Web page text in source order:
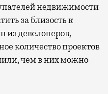
недвижимости
за близость к
из девелоперов,
количество проектов
чем в них можно